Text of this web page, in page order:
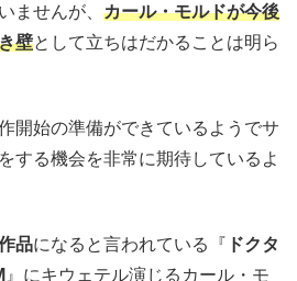
ませんが、 カール・モルドが今後
壁として立ちはだかることは明ら
開始の準備ができているようでサ
する機会を非常に期待しているよ
品になると言われている『 ドクタ
』にキウェテル演じるカール・モ